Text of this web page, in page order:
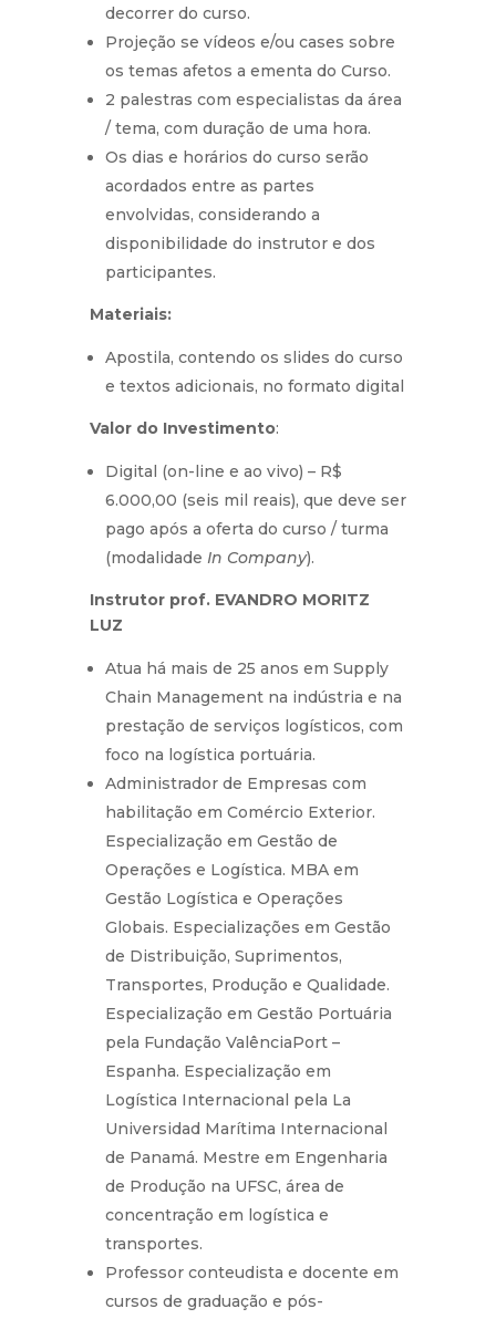
decorrer do curso.
Projeção se vídeos e/ou cases sobre
os temas afetos a ementa do Curso.
2 palestras com especialistas da área
/ tema, com duração de uma hora.
Os dias e horários do curso serão
acordados entre as partes
envolvidas, considerando a
disponibilidade do instrutor e dos
participantes.
Materiais:
Apostila, contendo os slides do curso
e textos adicionais, no formato digital
Valor do Investimento:
Digital (on-line e ao vivo) – R$
6.000,00 (seis mil reais), que deve ser
pago após a oferta do curso / turma
(modalidade In Company).
Instrutor prof. EVANDRO MORITZ
LUZ
Atua há mais de 25 anos em Supply
Chain Management na indústria e na
prestação de serviços logísticos, com
foco na logística portuária.
Administrador de Empresas com
habilitação em Comércio Exterior.
Especialização em Gestão de
Operações e Logística. MBA em
Gestão Logística e Operações
Globais. Especializações em Gestão
de Distribuição, Suprimentos,
Transportes, Produção e Qualidade.
Especialização em Gestão Portuária
pela Fundação ValênciaPort –
Espanha. Especialização em
Logística Internacional pela La
Universidad Marítima Internacional
de Panamá. Mestre em Engenharia
de Produção na UFSC, área de
concentração em logística e
transportes.
Professor conteudista e docente em
cursos de graduação e pós-